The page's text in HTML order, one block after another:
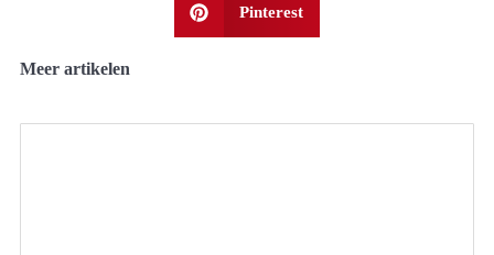
Pinterest
Meer artikelen